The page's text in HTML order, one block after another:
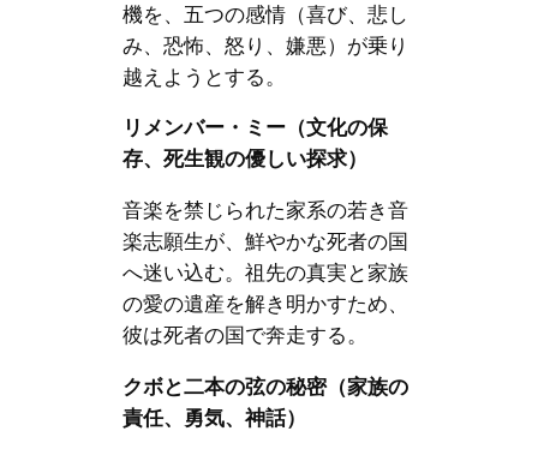
機を、五つの感情（喜び、悲し
み、恐怖、怒り、嫌悪）が乗り
越えようとする。
リメンバー・ミー（文化の保
存、死生観の優しい探求）
音楽を禁じられた家系の若き音
楽志願生が、鮮やかな死者の国
へ迷い込む。祖先の真実と家族
の愛の遺産を解き明かすため、
彼は死者の国で奔走する。
クボと二本の弦の秘密（家族の
責任、勇気、神話）